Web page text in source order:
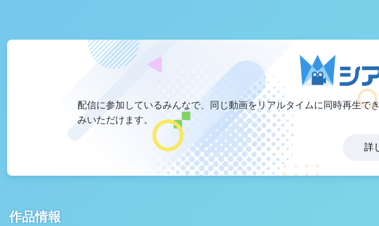
配信に参加しているみんなで、同じ動画をリアルタイムに同時再生
みいただけます。
詳
作品情報